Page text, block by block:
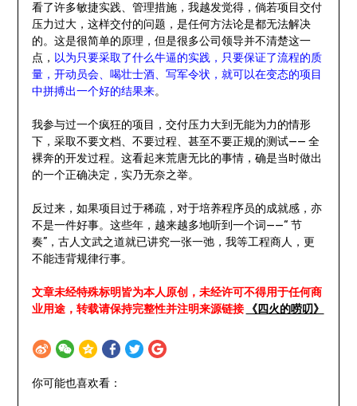
看了许多敏捷实践、管理措施，我越发觉得，倘若项目交付
压力过大，这样交付的问题，是任何方法论是都无法解决
的。这是很简单的原理，但是很多公司领导并不清楚这一
点， 以为只要采取了什么牛逼的实践，只要保证了流程的质
量，开动员会、喝壮士酒、写军令状，就可以在变态的项目
中拼搏出一个好的结果来。
我参与过一个疯狂的项目，交付压力大到无能为力的情形
下，采取不要文档、不要过程、甚至不要正规的测试—— 全
裸奔的开发过程。这看起来荒唐无比的事情，确是当时做出
的一个正确决定，实乃无奈之举。
反过来，如果项目过于稀疏，对于培养程序员的成就感，亦
不是一件好事。这些年，越来越多地听到一个词——“ 节
奏”，古人文武之道就已讲究一张一弛，我等工程商人，更
不能违背规律行事。
文章未经特殊标明皆为本人原创，未经许可不得用于任何商
业用途，转载请保持完整性并注明来源链接
《四火的唠叨》
你可能也喜欢看：